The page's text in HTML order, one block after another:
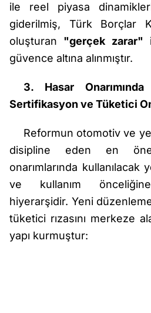
ile reel piyasa
giderilmiş, Türk Borçlar
oluşturan "gerçek zarar"
güvence altına alınmıştır.
3. Hasar
Sertifikasyon ve Tüketici
Reformun otomotiv ve
disipline eden en
onarımlarında kullanılacak
ve kullanım
hiyerarşidir. Yeni
tüketici rızasını merkeze
yapı kurmuştur: